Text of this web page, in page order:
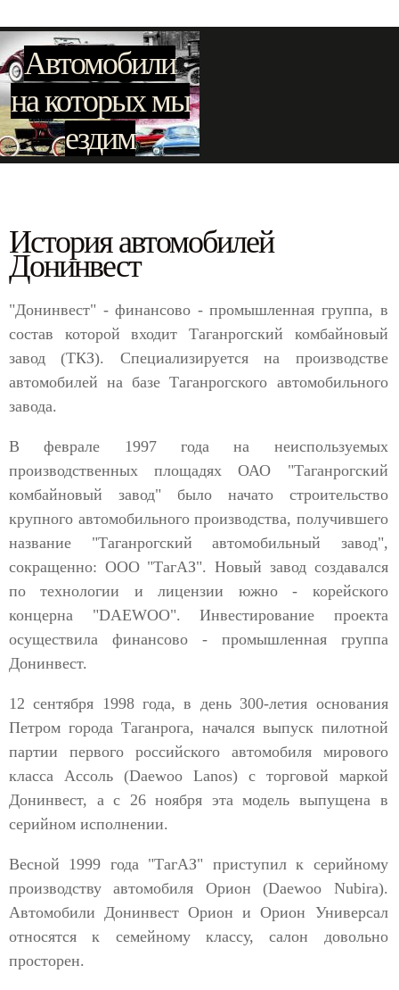
Автомобили
на которых мы
ездим
История автомобилей
Донинвест
"Донинвест" - финансово - промышленная группа, в
состав которой входит Таганрогский комбайновый
завод (ТКЗ). Специализируется на производстве
автомобилей на базе Таганрогского автомобильного
завода.
В феврале 1997 года на неиспользуемых
производственных площадях ОАО "Таганрогский
комбайновый завод" было начато строительство
крупного автомобильного производства, получившего
название "Таганрогский автомобильный завод",
сокращенно: ООО "ТагАЗ". Новый завод создавался
по технологии и лицензии южно - корейского
концерна "DAEWOO". Инвестирование проекта
осуществила финансово - промышленная группа
Донинвест.
12 сентября 1998 года, в день 300-летия основания
Петром города Таганрога, начался выпуск пилотной
партии первого российского автомобиля мирового
класса Ассоль (Daewoo Lanos) с торговой маркой
Донинвест, а с 26 ноября эта модель выпущена в
серийном исполнении.
Весной 1999 года "ТагАЗ" приступил к серийному
производству автомобиля Орион (Daewoo Nubira).
Автомобили Донинвест Орион и Орион Универсал
относятся к семейному классу, салон довольно
просторен.